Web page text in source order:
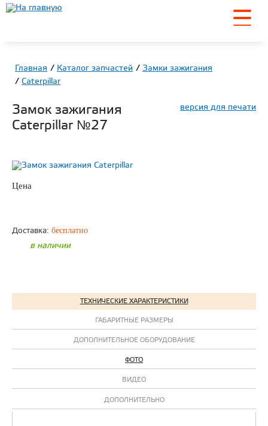
☰
Главная Каталог запчастей
Замки зажигания
Caterpillar
версия для печати
Замок зажигания
Caterpillar №27
Цена
Доставка: бесплатно
в наличии
ТЕХНИЧЕСКИЕ ХАРАКТЕРИСТИКИ
ГАБАРИТНЫЕ РАЗМЕРЫ
ДОПОЛНИТЕЛЬНОЕ ОБОРУДОВАНИЕ
ФОТО
ВИДЕО
ДОПОЛНИТЕЛЬНО